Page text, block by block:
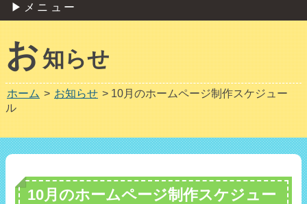
▶メニュー
お知らせ
ホーム>お知らせ>10月のホームページ制作スケジュー
ル
10月のホームページ制作スケジュー